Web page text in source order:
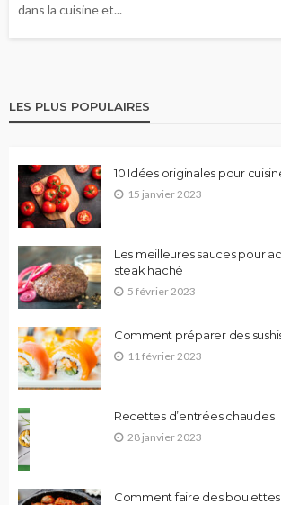
dans la cuisine et...
LES PLUS POPULAIRES
10 Idées originales pour
15 janvier 2023
Les meilleures sauces pour
steak haché
5 février 2023
Comment préparer des
11 février 2023
Recettes d’entrées chaudes
28 janvier 2023
Comment faire des